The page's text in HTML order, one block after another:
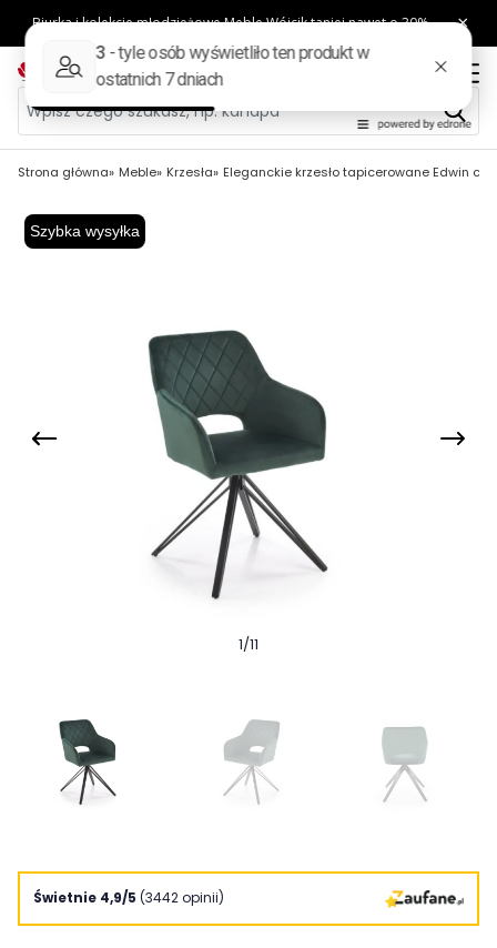
Strona główna Meble Krzesła Eleganckie krzesło tapicerowane Edwin
Szybka wysyłka
1/11
Świetnie 4,9/5 (3442 opinii)